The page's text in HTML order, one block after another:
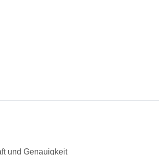
und Genauigkeit